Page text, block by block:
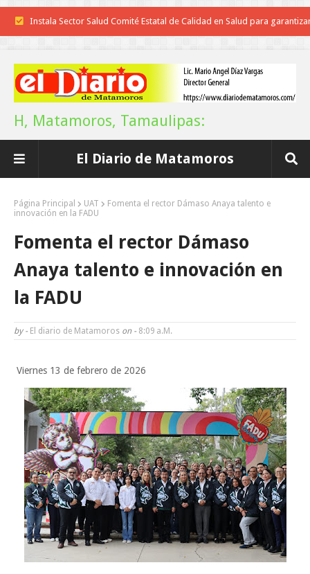
Instala Sector Salud Comité Estatal de Calidad en Salud para
Inicia el ayuntamiento pavimentación de la calle Miguel Alemán en
La UAT, Gobierno del Estado y ganaderos consolidan proyecto
Tam”
Disney reconoce a nivel mundial talento de estudiante de la UAT
Inicia el ayuntamiento pavimentación de la calle Ingenieros en la
Alberto Carrera Torres
Prepara la UAT el arranque del ciclo escolar Otoño 2026
A Tamaulipas…le llueve sobre mojado
Sabado, 8 Agosto
H, Matamoros, Tamaulipas:
El Diario de Matamoros
Página Principal UAT
Fomenta el rector Dámaso Anaya talento e
innovación en la FADU
Fomenta el rector Dámaso
Anaya talento e innovación en
la FADU
by - El diario de Matamoros on - 8:09 A.m.
Viernes 13 de febrero de 2026